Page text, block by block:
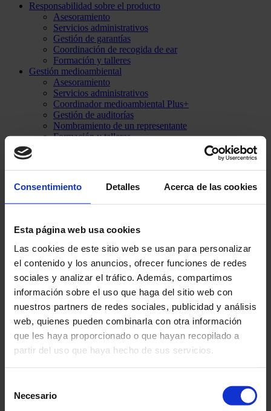
Consentimiento Detalles Acerca de las cookies
Esta página web usa cookies
Las cookies de este sitio web se usan para personalizar
el contenido y los anuncios, ofrecer funciones de redes
sociales y analizar el tráfico. Además, compartimos
información sobre el uso que haga del sitio web con
nuestros partners de redes sociales, publicidad y análisis
web, quienes pueden combinarla con otra información
que les haya proporcionado o que hayan recopilado a
partir del uso que haya hecho de sus servicios.
Necesario
Responsabilidad sobre el producto
Asesoramiento
Servicios administrativos
Gestión de garantías
Coordinación de recogida de ear
Formación y talleres
Gestión medioambiental
Asesoramiento
Servicios administrativos
Coordinador medioambiental Plus+
Gestión de auditorías
Nombramiento de un representante
Formación y talleres
Gestión de residuos
Residuos de aparatos eléctricos y electrónicos
Baterías
Detector iónico de humos
Servicios administrativos
Sobre nosotros
Referencias
Certificados
Sprache
deutsch
english
+49 541 40898-0
hpm@umweltmanager.net
Your search